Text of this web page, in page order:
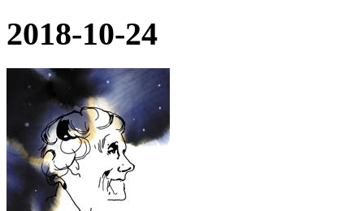
2018-10-24